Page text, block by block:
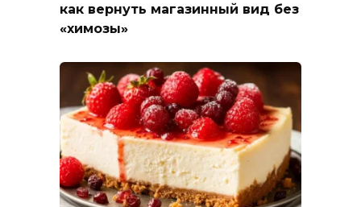
как вернуть магазинный вид без
«химозы»